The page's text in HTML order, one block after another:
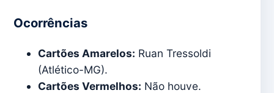
Ocorrências
Cartões Amarelos: Ruan Tressoldi
(Atlético-MG).
Cartões Vermelhos: Não houve.